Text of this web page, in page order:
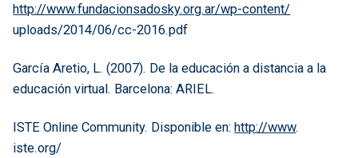
http://www.fundacionsadosky.org.ar/wp-content/
uploads/2014/06/cc-2016.pdf
García Aretio, L. (2007). De la educación a distancia a la
educación virtual. Barcelona: ARIEL.
ISTE Online Community. Disponible en: http://www.
iste.org/